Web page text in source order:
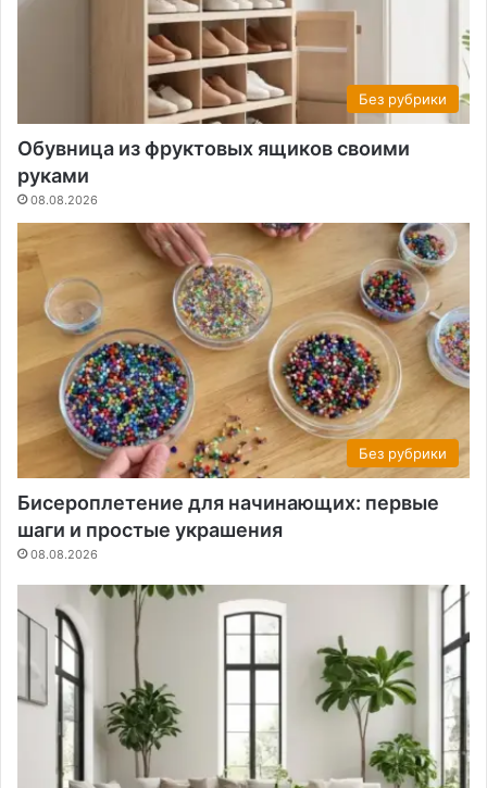
Без рубрики
Обувница из фруктовых ящиков своими
руками
08.08.2026
Без рубрики
Бисероплетение для начинающих: первые
шаги и простые украшения
08.08.2026